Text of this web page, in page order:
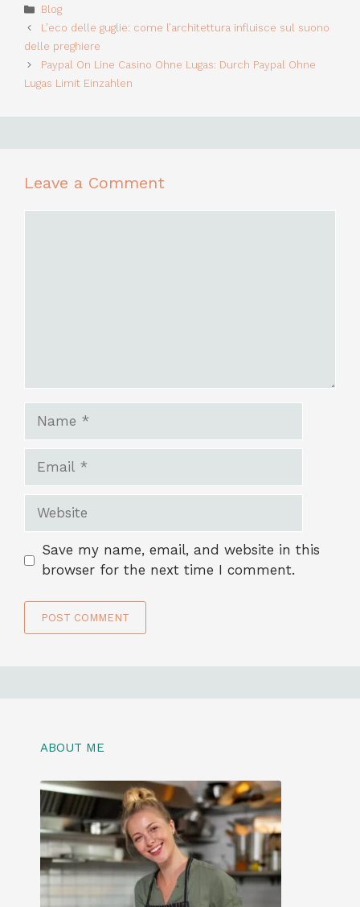
Categories
Blog
L’eco delle guglie: come l’architettura influisce sul suono
delle preghiere
Paypal On Line Casino Ohne Lugas: Durch Paypal Ohne
Lugas Limit Einzahlen
Leave a Comment
Website
Save my name, email, and website in this
browser for the next time I comment.
ABOUT ME